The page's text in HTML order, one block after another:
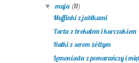
▼maja (11)
Muffinki z jabłkami
Tarta z brokułem i kurczakiem
Bułki z serem żółtym
Lemoniada z pomarańczy i